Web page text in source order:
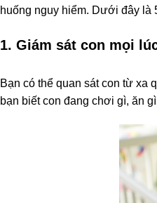
huống nguy hiểm. Dưới đây là
1. Giám sát con mọi
Bạn có thể quan sát con từ xa
bạn biết con đang chơi gì, ăn